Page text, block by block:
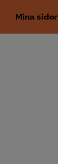
Mina sidor